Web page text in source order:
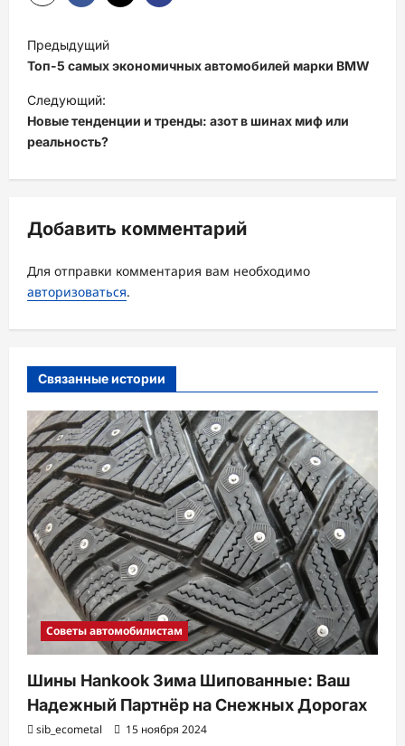
а
в
и
г
а
и
з
и
с
и
Предыдущий
Топ-5 самых экономичных автомобилей марки BMW
Следующий:
Новые тенденции и тренды: азот в шинах миф или
реальность?
Добавить комментарий
Для отправки комментария вам необходимо
авторизоваться.
Связанные истории
Советы автомобилистам
Шины Hankook Зима Шипованные: Ваш
Надежный Партнёр на Снежных Дорогах
sib_ecometal 15 ноября 2024